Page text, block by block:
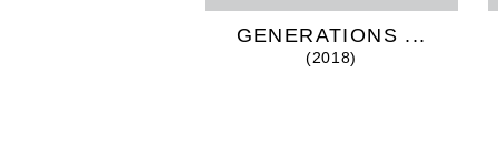
GENERATIONS ...
(2018)